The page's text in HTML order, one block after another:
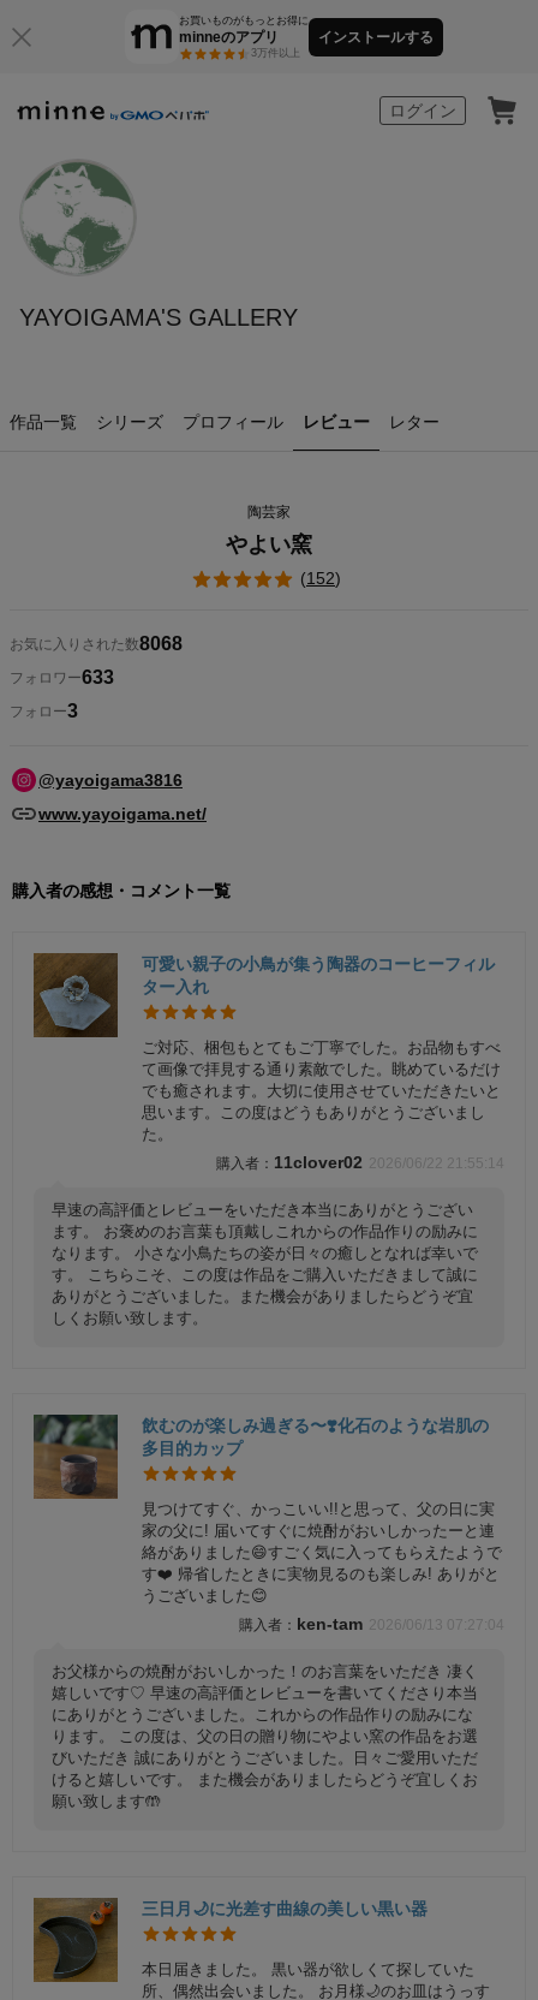
お買いものがもっとお得に
minneのアプリ
3万件以上
インストールする
ログイン
YAYOIGAMA'S GALLERY
作品一覧 シリーズ プロフィール レビュー レター
陶芸家
やよい窯
(152)
お気に入りされた数8068
フォロワー633
フォロー3
@yayoigama3816
www.yayoigama.net/
購入者の感想・コメント一覧
可愛い親子の小鳥が集う陶器のコーヒーフィル
ター入れ
ご対応、梱包もとてもご丁寧でした。お品物もすべ
て画像で拝見する通り素敵でした。眺めているだけ
でも癒されます。大切に使用させていただきたいと
思います。この度はどうもありがとうございまし
た。
11clover02 2026/06/22 21:55:14
早速の高評価とレビューをいただき本当にありがとうござい
ます。 お褒めのお言葉も頂戴しこれからの作品作りの励みに
なります。 小さな小鳥たちの姿が日々の癒しとなれば幸いで
す。 こちらこそ、この度は作品をご購入いただきまして誠に
ありがとうございました。また機会がありましたらどうぞ宜
しくお願い致します。
飲むのが楽しみ過ぎる〜❣️化石のような岩肌の
多目的カップ
見つけてすぐ、かっこいい!!と思って、父の日に実
家の父に! 届いてすぐに焼酎がおいしかったーと連
絡がありました😄すごく気に入ってもらえたようで
す❤️ 帰省したときに実物見るのも楽しみ! ありがと
うございました😊
ken-tam 2026/06/13 07:27:04
お父様からの焼酎がおいしかった！のお言葉をいただき 凄く
嬉しいです♡ 早速の高評価とレビューを書いてくださり本当
にありがとうございました。これからの作品作りの励みにな
ります。 この度は、父の日の贈り物にやよい窯の作品をお選
びいただき 誠にありがとうございました。日々ご愛用いただ
けると嬉しいです。 また機会がありましたらどうぞ宜しくお
願い致します🤲
三日月🌙に光差す曲線の美しい黒い器
本日届きました。 黒い器が欲しくて探していた
所、偶然出会いました。 お月様🌙のお皿はうっす